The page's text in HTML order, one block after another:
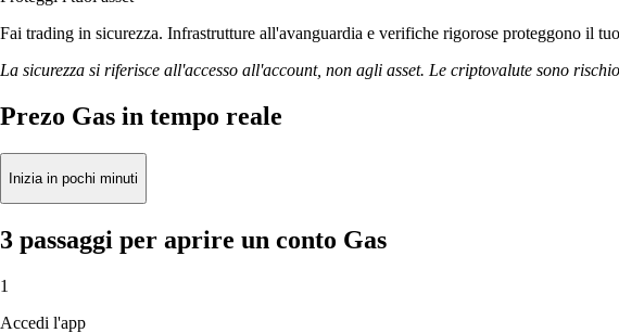
Fai trading in sicurezza. Infrastrutture all'avanguardia e verifiche rigorose proteggono il
La sicurezza si riferisce all'accesso all'account, non agli asset. Le criptovalute sono
Prezo Gas in tempo reale
Inizia in pochi minuti
3 passaggi per aprire un conto Gas
1
Accedi l'app